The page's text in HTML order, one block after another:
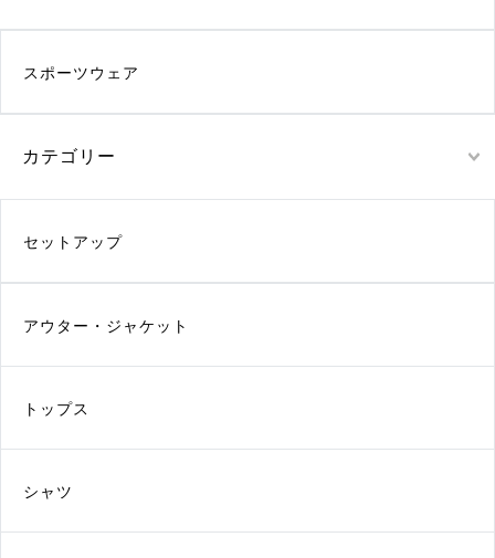
スポーツウェア
カテゴリー
セットアップ
アウター・ジャケット
トップス
シャツ